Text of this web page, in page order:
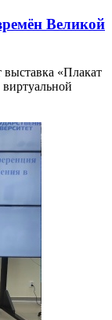
Великой
«Плакат